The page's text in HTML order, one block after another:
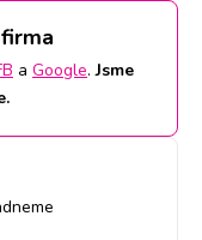
a Google.Jsme